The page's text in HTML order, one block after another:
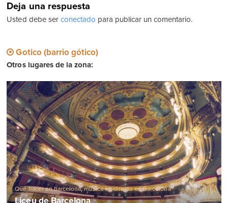
Deja una respuesta
Usted debe ser conectado para publicar un comentario.
Gotico (barrio gótico)
Otros lugares de la zona:
Qué hacer en barcelona,música en directo en Barcelona
Liceu de Barcelona